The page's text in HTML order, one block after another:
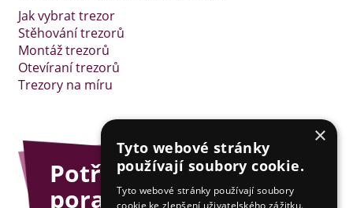
Jak vybrat trezor
Stěhování trezorů
Montáž trezorů
Otevíraní trezorů
Trezory na míru
Potřebujete
poradit?
×
Tyto webové stránky
používají soubory cookie.
Tyto webové stránky používají soubory
cookie ke zlepšení uživatelského zážitku.